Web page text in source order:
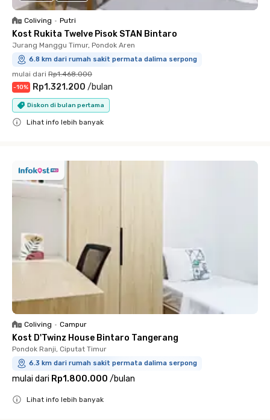
Coliving • Putri
Kost Rukita Twelve Pisok STAN Bintaro
Jurang Manggu Timur, Pondok Aren
6.8 km dari rumah sakit permata dalima serpong
mulai dari Rp1.468.000
-10% Rp1.321.200 /bulan
Diskon di bulan pertama
Lihat info lebih banyak
Coliving • Campur
Kost D'Twinz House Bintaro Tangerang
Pondok Ranji, Ciputat Timur
6.3 km dari rumah sakit permata dalima serpong
mulai dari Rp1.800.000 /bulan
Lihat info lebih banyak